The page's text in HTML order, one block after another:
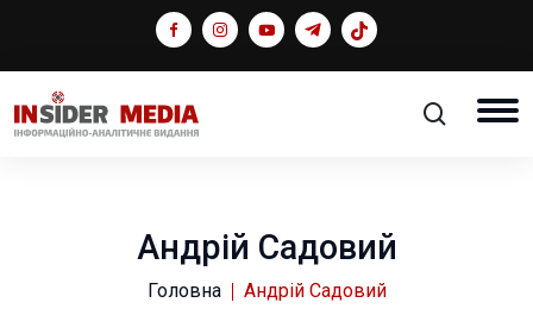
Андрій Садовий
Головна Андрій Садовий